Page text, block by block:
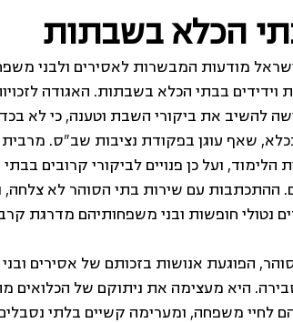
הכלא בשבתות
בישראל מודעות המבשרות לאסירים ולבני
משפחות וידידים בבתי הכלא בשבתות. האגודה
להשיב את ביקורי השבת וטענה, כי לא
שאף עוגן בפקודת נציבות שב"ס. מרבית
ועל כן פנויים לביקורי קרובים
נטולי חופשות ובני משפחותיהם מדרגת
הפוגעת אנושות בזכותם של אסירים
היא מעצימה את ניתוקם של הכלואים
לחיי משפחה, ומערימה קשיים בלתי